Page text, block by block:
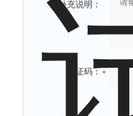
补充说明：
验证码：